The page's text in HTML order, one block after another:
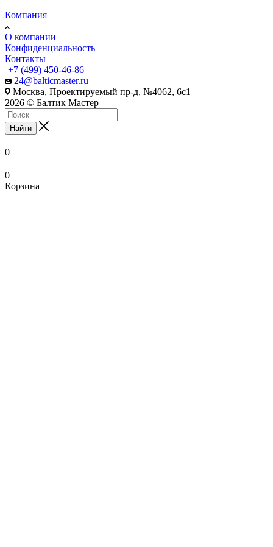
Компания
О компании
Конфиденциальность
Контакты
+7 (499) 450-46-86
24@balticmaster.ru
Москва, Проектируемый пр-д, №4062, 6с1
2026 © Балтик Мастер
Найти
0
0
Корзина